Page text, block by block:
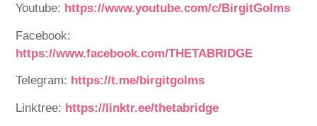
Youtube: ⁠⁠⁠⁠⁠⁠⁠⁠⁠⁠⁠⁠⁠⁠⁠⁠⁠⁠⁠⁠⁠⁠⁠⁠⁠https://www.youtube.com/c/BirgitGolms⁠⁠⁠⁠⁠⁠⁠⁠⁠⁠⁠⁠⁠⁠⁠⁠⁠⁠⁠⁠⁠⁠⁠⁠⁠
Facebook:
⁠⁠⁠⁠⁠⁠⁠⁠⁠⁠⁠⁠⁠⁠⁠https://www.facebook.com/THETABRIDGE⁠⁠⁠⁠⁠⁠⁠⁠⁠⁠⁠⁠⁠⁠⁠
Telegram: https://t.me/birgitgolms⁠⁠⁠⁠⁠⁠⁠⁠⁠⁠⁠⁠⁠⁠
Linktree: ⁠⁠⁠⁠⁠⁠⁠⁠⁠⁠⁠⁠⁠⁠https://linktr.ee/thetabridge⁠⁠⁠⁠⁠⁠⁠⁠⁠⁠⁠⁠⁠⁠